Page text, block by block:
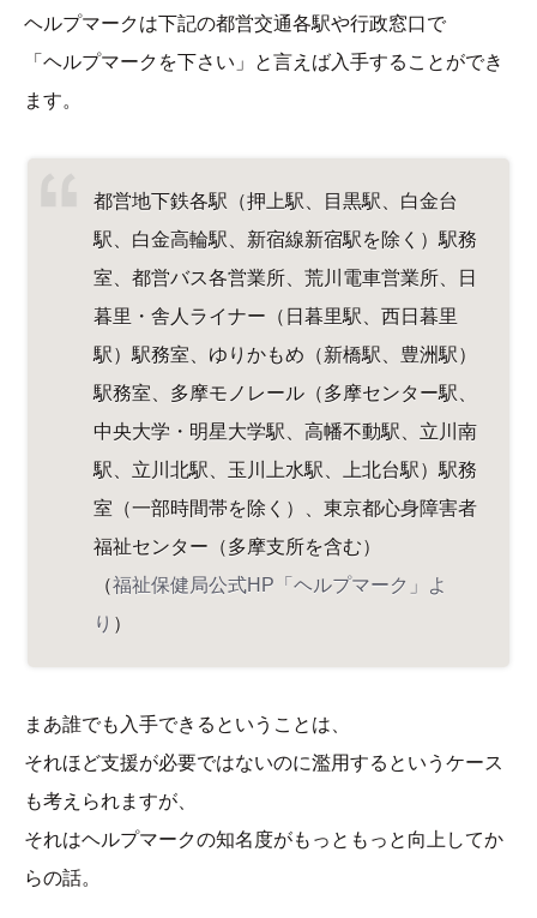
ヘルプマークは下記の都営交通各駅や行政窓口で
「ヘルプマークを下さい」と言えば入手することができ
ます。
都営地下鉄各駅（押上駅、目黒駅、白金台
駅、白金高輪駅、新宿線新宿駅を除く）駅務
室、都営バス各営業所、荒川電車営業所、日
暮里・舎人ライナー（日暮里駅、西日暮里
駅）駅務室、ゆりかもめ（新橋駅、豊洲駅）
駅務室、多摩モノレール（多摩センター駅、
中央大学・明星大学駅、高幡不動駅、立川南
駅、立川北駅、玉川上水駅、上北台駅）駅務
室（一部時間帯を除く）、東京都心身障害者
福祉センター（多摩支所を含む）
（福祉保健局公式HP「ヘルプマーク」よ
り ）
まあ誰でも入手できるということは、
それほど支援が必要ではないのに濫用するというケース
も考えられますが、
それはヘルプマークの知名度がもっともっと向上してか
らの話。